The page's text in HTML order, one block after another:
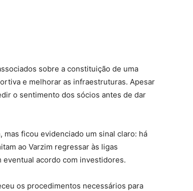
sobre a constituição de uma
e melhorar as infraestruturas. Apesar
o sentimento dos sócios antes de dar
ficou evidenciado um sinal claro: há
ao Varzim regressar às ligas
acordo com investidores.
os procedimentos necessários para